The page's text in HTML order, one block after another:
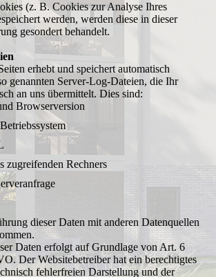
(z. B. Cookies zur Analyse Ihres
werden, werden diese in dieser
gesondert behandelt.
erhebt und speichert automatisch
genannten Server-Log-Dateien, die Ihr
an uns übermittelt. Dies sind:
Browserversion
zugreifenden Rechners
dieser Daten mit anderen Datenquellen
Daten erfolgt auf Grundlage von Art. 6
Der Websitebetreiber hat ein berechtigtes
fehlerfreien Darstellung und der